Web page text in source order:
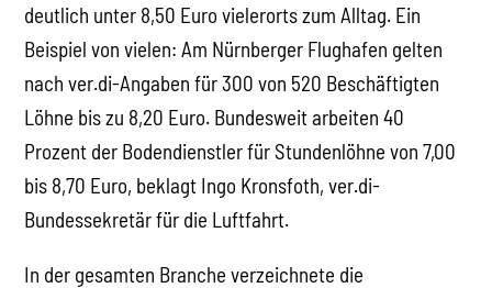
deutlich unter 8,50 Euro vielerorts zum Alltag. Ein
Beispiel von vielen: Am Nürnberger Flughafen gelten
nach ver.di-Angaben für 300 von 520 Beschäftigten
Löhne bis zu 8,20 Euro. Bundesweit arbeiten 40
Prozent der Bodendienstler für Stundenlöhne von 7,00
bis 8,70 Euro, beklagt Ingo Kronsfoth, ver.di-
Bundessekretär für die Luftfahrt.
In der gesamten Branche verzeichnete die